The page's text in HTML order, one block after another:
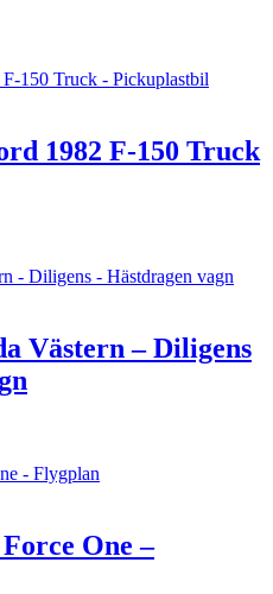
1982 F-150 Truck
Västern – Diligens
One –